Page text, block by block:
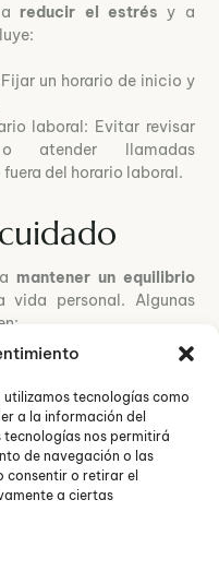
utilizamos tecnologías como
a la información del
tecnologías nos permitirá
de navegación o las
consentir o retirar el
a ciertas
areducir el estrés y a
un horario de inicio y
laboral: Evitar revisar
atender llamadas
del horario laboral.
mantener un equilibrio
personal. Algunas
: Laactividad física
tu bienestar general.
: Consumir una dieta
mantener tus niveles de